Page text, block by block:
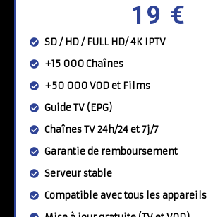
19 €
SD / HD / FULL HD/ 4K IPTV
+15 000 Chaînes
+50 000 VOD et Films
Guide TV (EPG)
Chaînes TV 24h/24 et 7j/7
Garantie de remboursement
Serveur stable
Compatible avec tous les appareils